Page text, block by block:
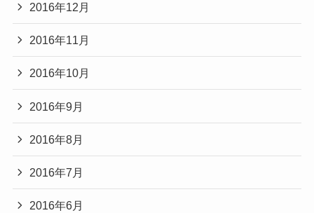
2016年12月
2016年11月
2016年10月
2016年9月
2016年8月
2016年7月
2016年6月